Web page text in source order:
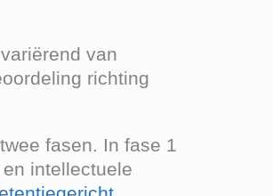
van
richting
fasen. In fase 1
intellectuele